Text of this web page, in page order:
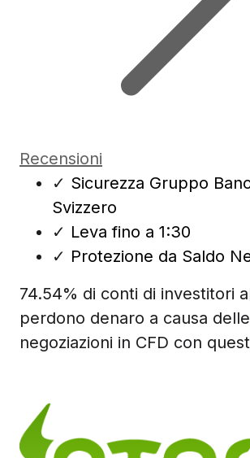
Recensioni
✓ Sicurezza Gruppo
Svizzero
✓ Leva fino a 1:30
✓ Protezione da Saldo
74.54% di conti di investitori
perdono denaro a causa delle
negoziazioni in CFD con